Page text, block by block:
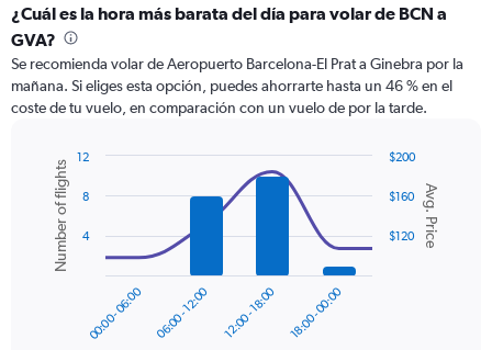
categories.
Range:
categories.
The
chart
axis
displaying
values.
Range:
¿Cuál es la hora más barata del día para volar de BCN a
GVA?
Se recomienda volar de Aeropuerto Barcelona-El Prat a Ginebra por la
mañana. Si eliges esta opción, puedes ahorrarte hasta un 46 % en el
coste de tu vuelo, en comparación con un vuelo de por la tarde.
Combination
chart
with
data
series.
Chart
graphic.
Avg. Price
Number of flights
00:00 - 06:00 06:00 - 12:00 12:00 - 18:00 18:00 - 00:00
$120
$160
$200
4
8
12